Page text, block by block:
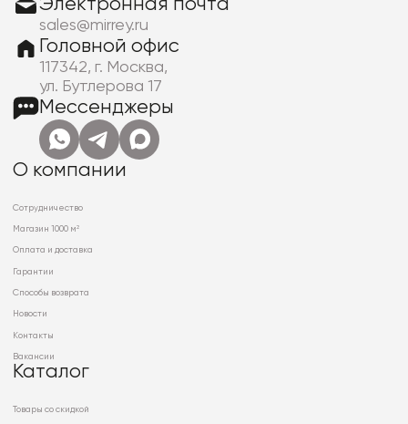
Электронная почта
sales@mirrey.ru
Головной офис
117342, г. Москва,
ул. Бутлерова 17
Мессенджеры
О компании
Сотрудничество
Магазин 1000 м²
Оплата и доставка
Гарантии
Способы возврата
Новости
Контакты
Вакансии
Каталог
Товары со скидкой